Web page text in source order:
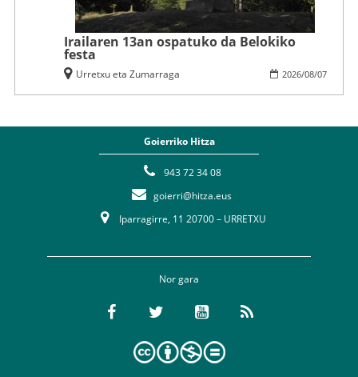
Irailaren 13an ospatuko da Belokiko
festa
2026/08/07
Urretxu eta Zumarraga
Goierriko Hitza
943 72 34 08
goierri@hitza.eus
Iparragirre, 11 20700 – URRETXU
Nor gara